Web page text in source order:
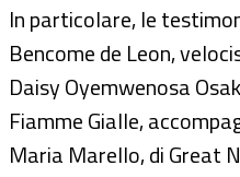
In particolare, le
Bencome de Leon,
Daisy Oyemwenosa
Fiamme Gialle,
Maria Marello, di Great